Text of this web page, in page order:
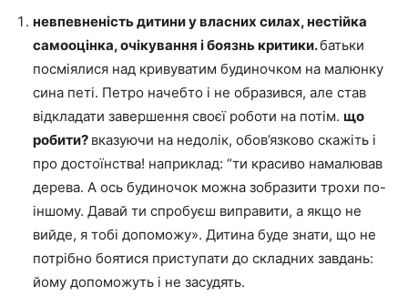
невпевненість дитини у власних силах, нестійка
самооцінка, очікування і боязнь критики.батьки
посміялися над кривуватим будиночком на малюнку
сина петі. Петро начебто і не образився, але став
відкладати завершення своєї роботи на потім. що
робити? вказуючи на недолік, обов’язково скажіть і
про достоїнства! наприклад: “ти красиво намалював
дерева. А ось будиночок можна зобразити трохи по-
іншому. Давай ти спробуєш виправити, а якщо не
вийде, я тобі допоможу». Дитина буде знати, що не
потрібно боятися приступати до складних завдань:
йому допоможуть і не засудять.